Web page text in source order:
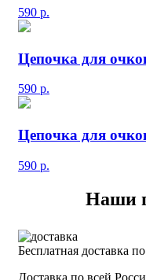
590 р.
Цепочка для
590 р.
Цепочка для
590 р.
Наши
Бесплатная доставка
Доставка по всей